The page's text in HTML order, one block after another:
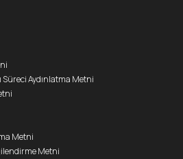
Süreci Aydınlatma Metni
Metni
Metni